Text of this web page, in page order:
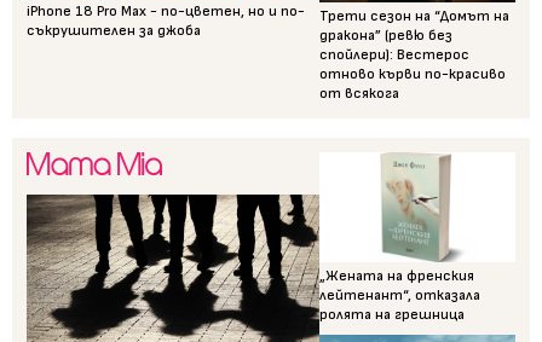
iPhone 18 Pro Max - по-цветен, но и по-
съкрушителен за джоба
Трети сезон на “Домът на
дракона” (ревю без
спойлери): Вестерос
отново кърви по-красиво
от всякога
„Жената на френския
лейтенант“, отказала
ролята на грешница